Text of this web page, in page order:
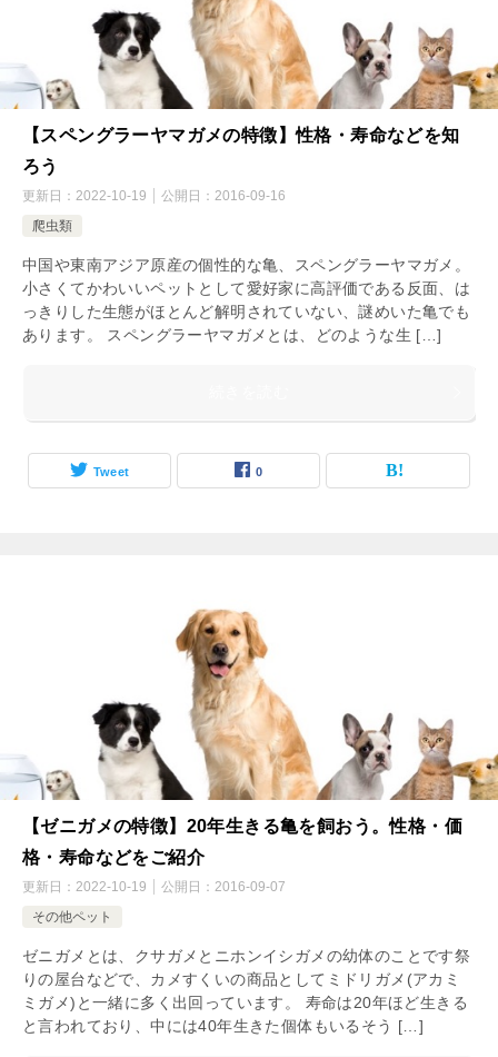
【スペングラーヤマガメの特徴】性格・寿命などを知
ろう
更新日： 2022-10-19 公開日： 2016-09-16
爬虫類
中国や東南アジア原産の個性的な亀、スペングラーヤマガメ。
小さくてかわいいペットとして愛好家に高評価である反面、は
っきりした生態がほとんど解明されていない、謎めいた亀でも
あります。 スペングラーヤマガメとは、どのような生 […]
Tweet 0
【ゼニガメの特徴】20年生きる亀を飼おう。性格・価
格・寿命などをご紹介
更新日： 2022-10-19 公開日： 2016-09-07
その他ペット
ゼニガメとは、クサガメとニホンイシガメの幼体のことです祭
りの屋台などで、カメすくいの商品としてミドリガメ(アカミ
ミガメ)と一緒に多く出回っています。 寿命は20年ほど生きる
と言われており、中には40年生きた個体もいるそう […]